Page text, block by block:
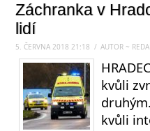
Záchranka v
lidí
5. ČERVNA 2018 21:18 / AUTOR ~
kvůli
kvůli